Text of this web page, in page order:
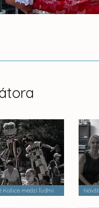
Košice medzi ľuďmi